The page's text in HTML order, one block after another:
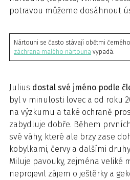
potravou můžeme dosáhnout
Nártouni se často stávají obětmi
záchrana malého nártouna vypadá.
Julius dostal své jméno podle
byl v minulosti lovec a od roku
na výzkumu a také ochraně
zabydluje dobře. Během
své váhy, které ale brzy zase
kobylkami, červy a dalšími
Miluje pavouky, zejména veliké
neprojevil zájem o ještěrky a